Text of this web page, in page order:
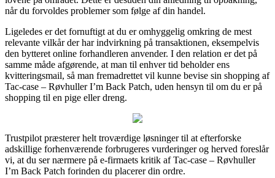
når du forvoldes problemer som følge af din handel.
Ligeledes er det fornuftigt at du er omhyggelig omkring de mest
relevante vilkår der har indvirkning på transaktionen, eksempelvis
den bytteret online forhandleren anvender. I den relation er det på
samme måde afgørende, at man til enhver tid beholder ens
kvitteringsmail, så man fremadrettet vil kunne bevise sin shopping af
Tac-case – Røvhuller I’m Back Patch, uden hensyn til om du er på
shopping til en pige eller dreng.
Trustpilot præsterer helt troværdige løsninger til at efterforske
adskillige forhenværende forbrugeres vurderinger og herved foreslår
vi, at du ser nærmere på e-firmaets kritik af Tac-case – Røvhuller
I’m Back Patch forinden du placerer din ordre.